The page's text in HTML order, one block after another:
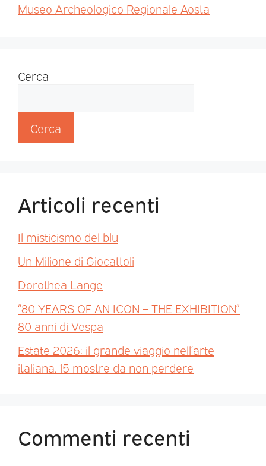
Museo Archeologico Regionale Aosta
Cerca
Cerca
Articoli recenti
Il misticismo del blu
Un Milione di Giocattoli
Dorothea Lange
“80 YEARS OF AN ICON – THE EXHIBITION”
80 anni di Vespa
Estate 2026: il grande viaggio nell’arte
italiana. 15 mostre da non perdere
Commenti recenti